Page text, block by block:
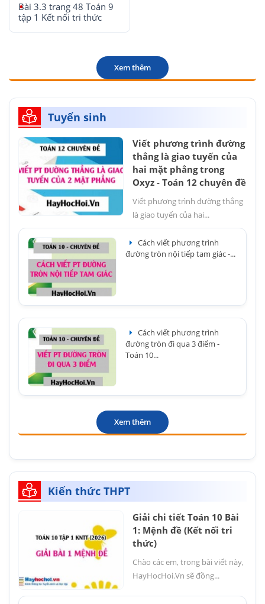
Bài 3.3 trang 48 Toán 9
tập 1 Kết nối tri thức
Xem thêm
Tuyển sinh
Viết phương trình đường
thẳng là giao tuyến của
hai mặt phẳng trong
Oxyz - Toán 12 chuyên đề
Viết phương trình đường thẳng
là giao tuyến của hai...
Cách viết phương trình
đường tròn nội tiếp tam giác -...
Cách viết phương trình
đường tròn đi qua 3 điểm -
Toán 10...
Xem thêm
Kiến thức THPT
Giải chi tiết Toán 10 Bài
1: Mệnh đề (Kết nối tri
thức)
Chào các em, trong bài viết này,
HayHocHoi.Vn sẽ đồng...